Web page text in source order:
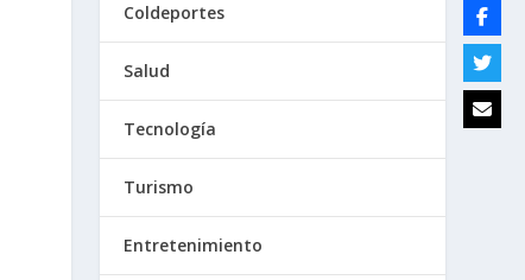
Coldeportes
Salud
Tecnología
Turismo
Entretenimiento